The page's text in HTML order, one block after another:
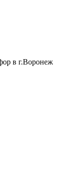
в г.Воронеж